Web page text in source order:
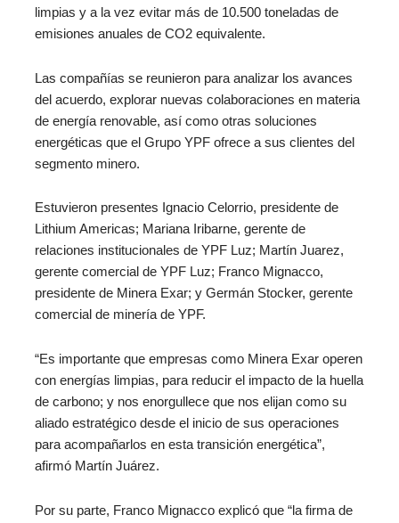
limpias y a la vez evitar más de 10.500 toneladas de
emisiones anuales de CO2 equivalente.
Las compañías se reunieron para analizar los avances
del acuerdo, explorar nuevas colaboraciones en materia
de energía renovable, así como otras soluciones
energéticas que el Grupo YPF ofrece a sus clientes del
segmento minero.
Estuvieron presentes Ignacio Celorrio, presidente de
Lithium Americas; Mariana Iribarne, gerente de
relaciones institucionales de YPF Luz; Martín Juarez,
gerente comercial de YPF Luz; Franco Mignacco,
presidente de Minera Exar; y Germán Stocker, gerente
comercial de minería de YPF.
“Es importante que empresas como Minera Exar operen
con energías limpias, para reducir el impacto de la huella
de carbono; y nos enorgullece que nos elijan como su
aliado estratégico desde el inicio de sus operaciones
para acompañarlos en esta transición energética”,
afirmó Martín Juárez.
Por su parte, Franco Mignacco explicó que “la firma de